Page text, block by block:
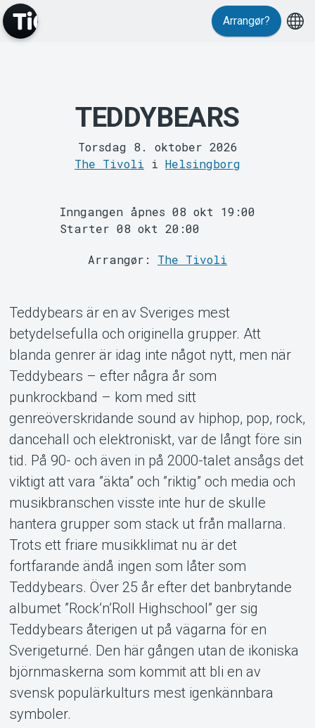
MyTickster
Support
Arrangør?
TEDDYBEARS
Torsdag 8. oktober 2026
The Tivoli i Helsingborg
Inngangen åpnes 08 okt 19:00
Starter 08 okt 20:00
Arrangør: The Tivoli
Teddybears är en av Sveriges mest
betydelsefulla och originella grupper. Att
blanda genrer är idag inte något nytt, men när
Teddybears – efter några år som
punkrockband – kom med sitt
genreöverskridande sound av hiphop, pop, rock,
dancehall och elektroniskt, var de långt före sin
tid. På 90- och även in på 2000-talet ansågs det
viktigt att vara ”äkta” och ”riktig” och media och
musikbranschen visste inte hur de skulle
hantera grupper som stack ut från mallarna.
Trots ett friare musikklimat nu är det
fortfarande ändå ingen som låter som
Teddybears. Över 25 år efter det banbrytande
albumet ”Rock’n’Roll Highschool” ger sig
Teddybears återigen ut på vägarna för en
Sverigeturné. Den här gången utan de ikoniska
björnmaskerna som kommit att bli en av
svensk populärkulturs mest igenkännbara
symboler.